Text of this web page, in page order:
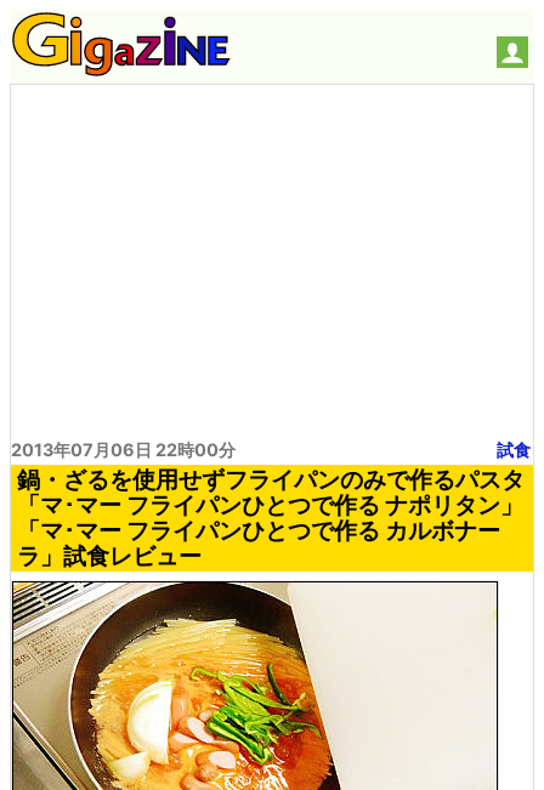
2013年07月06日 22時00分 試食
鍋・ざるを使用せずフライパンのみで作るパスタ
「マ･マー フライパンひとつで作る ナポリタン」
「マ･マー フライパンひとつで作る カルボナー
ラ」試食レビュー